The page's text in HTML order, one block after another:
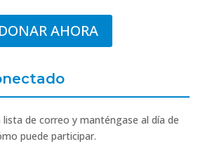
DONAR AHORA
lista de correo y manténgase al día de
puede participar.